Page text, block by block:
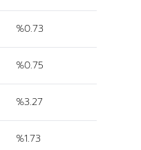
%0.73
%0.75
%3.27
%1.73